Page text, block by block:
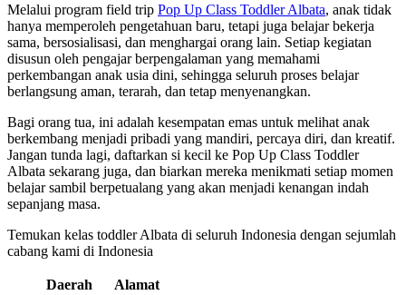
Melalui program field trip Pop Up Class Toddler Albata, anak tidak
hanya memperoleh pengetahuan baru, tetapi juga belajar bekerja
sama, bersosialisasi, dan menghargai orang lain. Setiap kegiatan
disusun oleh pengajar berpengalaman yang memahami
perkembangan anak usia dini, sehingga seluruh proses belajar
berlangsung aman, terarah, dan tetap menyenangkan.
Bagi orang tua, ini adalah kesempatan emas untuk melihat anak
berkembang menjadi pribadi yang mandiri, percaya diri, dan kreatif.
Jangan tunda lagi, daftarkan si kecil ke Pop Up Class Toddler
Albata sekarang juga, dan biarkan mereka menikmati setiap momen
belajar sambil berpetualang yang akan menjadi kenangan indah
sepanjang masa.
Temukan kelas toddler Albata di seluruh Indonesia dengan sejumlah
cabang kami di Indonesia
Daerah Alamat